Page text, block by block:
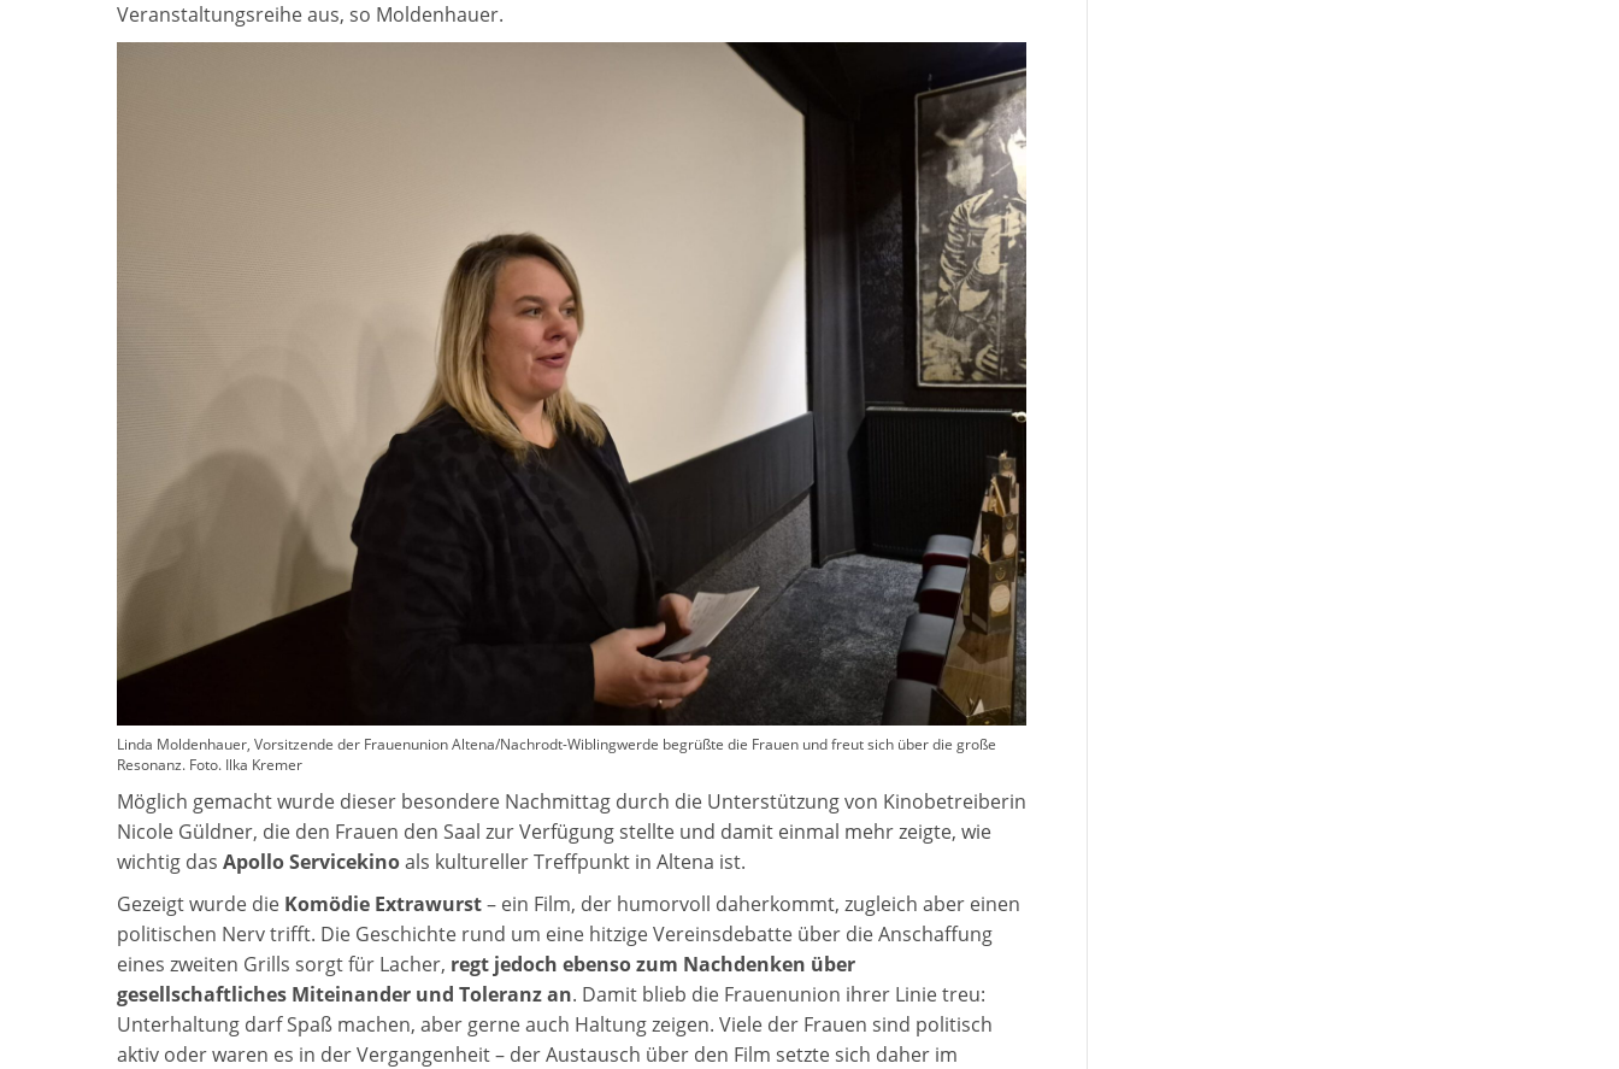
Veranstaltungsreihe aus, so Moldenhauer.
Linda Moldenhauer, Vorsitzende der Frauenunion Altena/Nachrodt-Wiblingwerde begrüßte die Frauen und freut sich über die große
Resonanz. Foto. Ilka Kremer
Möglich gemacht wurde dieser besondere Nachmittag durch die Unterstützung von Kinobetreiberin
Nicole Güldner, die den Frauen den Saal zur Verfügung stellte und damit einmal mehr zeigte, wie
wichtig das Apollo Servicekinoals kultureller Treffpunkt in Altena ist.
Gezeigt wurde die Komödie Extrawurst– ein Film, der humorvoll daherkommt, zugleich aber einen
politischen Nerv trifft. Die Geschichte rund um eine hitzige Vereinsdebatte über die Anschaffung
eines zweiten Grills sorgt für Lacher, regt jedoch ebenso zum Nachdenken über
gesellschaftliches Miteinander und Toleranz an. Damit blieb die Frauenunion ihrer Linie treu:
Unterhaltung darf Spaß machen, aber gerne auch Haltung zeigen. Viele der Frauen sind politisch
aktiv oder waren es in der Vergangenheit – der Austausch über den Film setzte sich daher im